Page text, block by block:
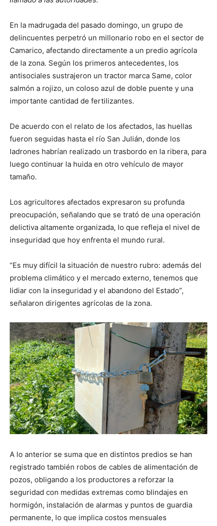
En la madrugada del pasado domingo, un grupo de
delincuentes perpetró un millonario robo en el sector de
Camarico, afectando directamente a un predio agrícola
de la zona. Según los primeros antecedentes, los
antisociales sustrajeron un tractor marca Same, color
salmón a rojizo, un coloso azul de doble puente y una
importante cantidad de fertilizantes.
De acuerdo con el relato de los afectados, las huellas
fueron seguidas hasta el río San Julián, donde los
ladrones habrían realizado un trasbordo en la ribera, para
luego continuar la huida en otro vehículo de mayor
tamaño.
Los agricultores afectados expresaron su profunda
preocupación, señalando que se trató de una operación
delictiva altamente organizada, lo que refleja el nivel de
inseguridad que hoy enfrenta el mundo rural.
“Es muy difícil la situación de nuestro rubro: además del
problema climático y el mercado externo, tenemos que
lidiar con la inseguridad y el abandono del Estado”,
señalaron dirigentes agrícolas de la zona.
A lo anterior se suma que en distintos predios se han
registrado también robos de cables de alimentación de
pozos, obligando a los productores a reforzar la
seguridad con medidas extremas como blindajes en
hormigón, instalación de alarmas y puntos de guardia
permanente, lo que implica costos mensuales